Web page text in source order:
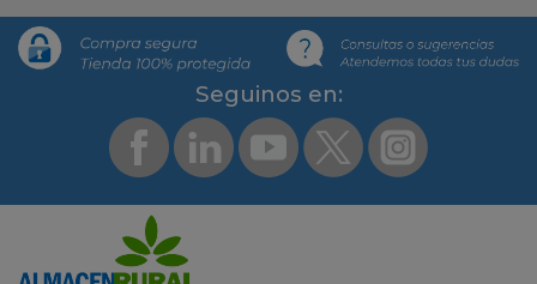
Segui­nos en: